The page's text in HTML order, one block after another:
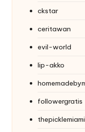
ckstar
ceritawan
evil-world
lip-akko
followergratis
thepicklemiami